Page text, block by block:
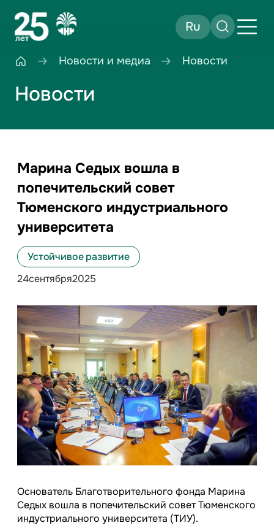
Ru
Новости и медиа Новости
Новости
Марина Седых вошла в
попечительский совет
Тюменского индустриального
университета
Устойчивое развитие
24сентября2025
Основатель Благотворительного фонда Марина
Седых вошла в попечительский совет Тюменского
индустриального университета (ТИУ).